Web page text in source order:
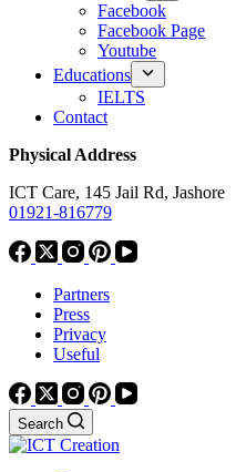
Facebook
Facebook Page
Youtube
Educations
IELTS
Contact
Physical Address
ICT Care, 145 Jail Rd, Jashore
01921-816779
Partners
Press
Privacy
Useful
Search